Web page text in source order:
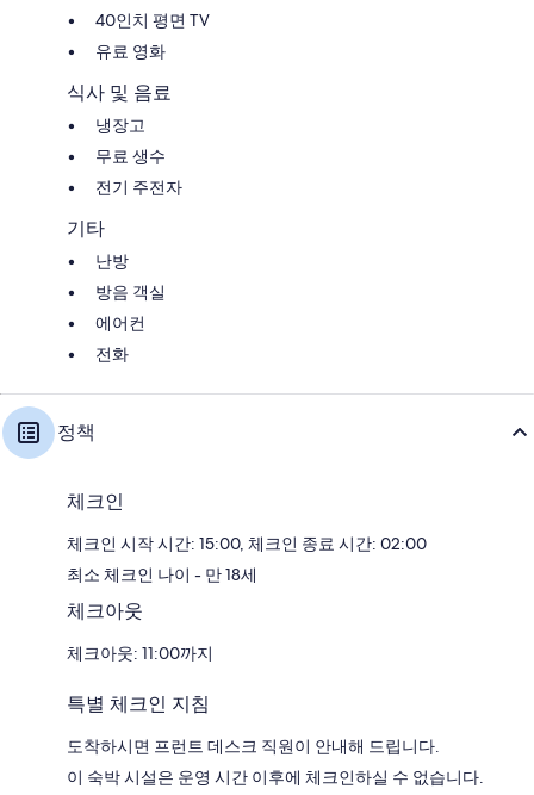
40인치 평면 TV
유료 영화
식사 및 음료
냉장고
무료 생수
전기 주전자
기타
난방
방음 객실
에어컨
전화
정책
체크인
체크인 시작 시간: 15:00, 체크인 종료 시간: 02:00
최소 체크인 나이 - 만 18세
체크아웃
체크아웃: 11:00까지
특별 체크인 지침
도착하시면 프런트 데스크 직원이 안내해 드립니다.
이 숙박 시설은 운영 시간 이후에 체크인하실 수 없습니다.